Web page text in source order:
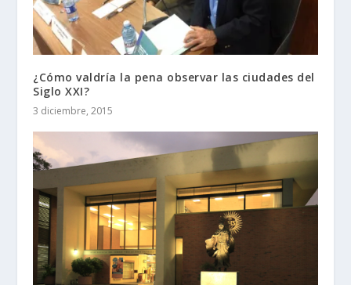
¿Cómo valdría la pena observar las ciudades del
Siglo XXI?
3 diciembre, 2015